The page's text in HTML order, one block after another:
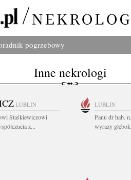
pogrzebowy
Inne nekrologi
LUBLIN
Staśkiewiczowi
z...
LUBLIN
Panu dr hab.
wyrazy